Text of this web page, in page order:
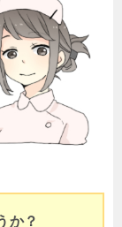
か？